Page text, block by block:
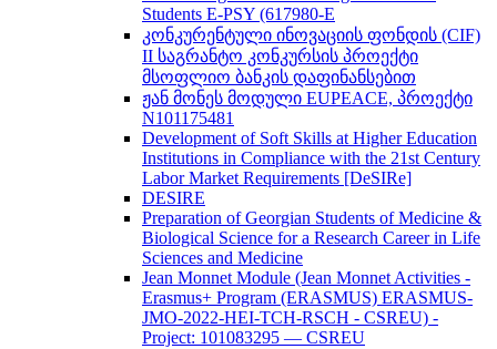
Students E-PSY (617980-E
კონკურენტული ინოვაციის ფონდის (CIF)
II საგრანტო კონკურსის პროექტი
მსოფლიო ბანკის დაფინანსებით
ჟან მონეს მოდული EUPEACE, პროექტი
N101175481
Development of Soft Skills at Higher Education
Institutions in Compliance with the 21st Century
Labor Market Requirements [DeSIRe]
DESIRE
Preparation of Georgian Students of Medicine &
Biological Science for a Research Career in Life
Sciences and Medicine
Jean Monnet Module (Jean Monnet Activities -
Erasmus+ Program (ERASMUS) ERASMUS-
JMO-2022-HEI-TCH-RSCH - CSREU) -
Project: 101083295 — CSREU